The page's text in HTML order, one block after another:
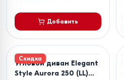
Добавить
Скидка
Угловой диван Elegant
Style Aurora 250 (LL)